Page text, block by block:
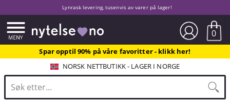
Lynrask levering, tusenvis av varer på lager!
0
Spar opptil 90% på våre favoritter - klikk her!
NORSK NETTBUTIKK - LAGER I NORGE